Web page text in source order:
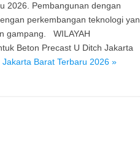
2026. Pembangunan dengan
perkembangan teknologi
gampang. WILAYAH
Beton Precast U Ditch Jakarta
Barat Terbaru 2026 »